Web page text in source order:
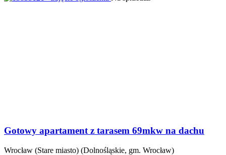
Gotowy apartament z tarasem 69mkw na dachu
Wrocław (Stare miasto) (Dolnośląskie, gm. Wrocław)